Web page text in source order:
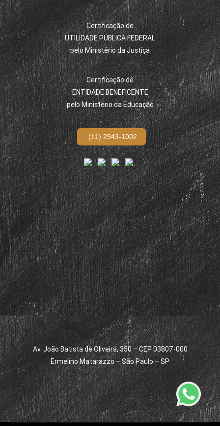
Certificação de
UTILIDADE PÚBLICA FEDERAL
pelo Ministério da Justiça
Certificação de
ENTIDADE BENEFICENTE
pelo Ministério da Educação
(11) 2943-1002
Av. João Batista de Oliveira, 350 – CEP 03807-000
Ermelino Matarazzo – São Paulo – SP